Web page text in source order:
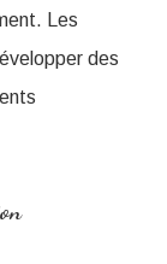
Les
des